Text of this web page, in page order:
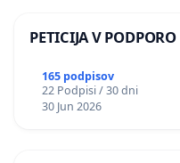
PETICIJA V
165 podpisov
22 Podpisi / 30 dni
30 Jun 2026